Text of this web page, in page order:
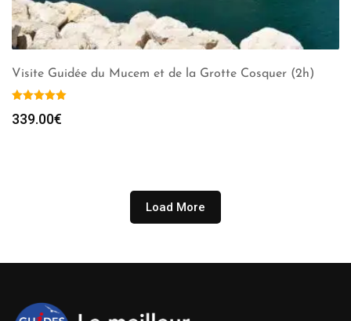
Visite Guidée du Mucem et de la Grotte Cosquer (2h)
339.00€
Load More